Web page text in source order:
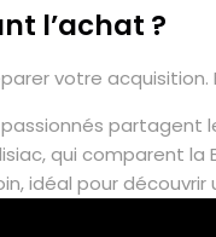
l’achat ?
votre acquisition.
partagent
qui comparent la
idéal pour